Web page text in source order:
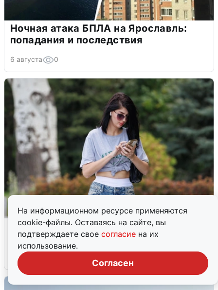
На информационном ресурсе применяются
cookie-файлы. Оставаясь на сайте, вы
подтверждаете свое согласие на их
использование.
Согласен
Ночная атака БПЛА на Ярославль:
попадания и последствия
6 августа 0
Волгоградцы остались без
мобильного интернета
6 августа